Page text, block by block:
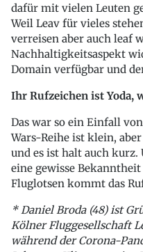
dafür mit vielen Leuten
Weil Leav für vieles
verreisen aber auch leaf
Nachhaltigkeitsaspekt
Domain verfügbar und
Ihr Rufzeichen ist Yoda,
Das war so ein Einfall
Wars-Reihe ist klein,
und es ist halt auch kurz.
eine gewisse
Fluglotsen kommt das
* Daniel Broda (48) ist
Kölner Fluggesellschaft
während der Corona-